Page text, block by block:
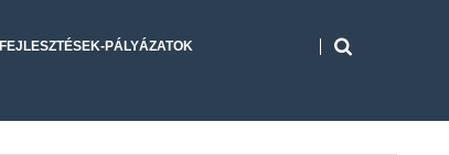
FEJLESZTÉSEK-PÁLYÁZATOK